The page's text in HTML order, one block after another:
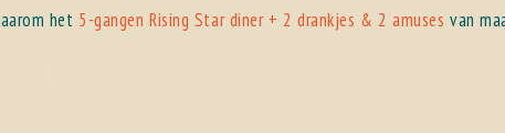
het 5-gangen Rising Star diner + 2 drankjes & 2 amuses van